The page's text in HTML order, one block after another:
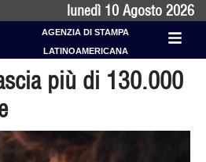
lunedì 10 Agosto 2026
AGENZIA DI STAMPA
LATINOAMERICANA
più di 130.000